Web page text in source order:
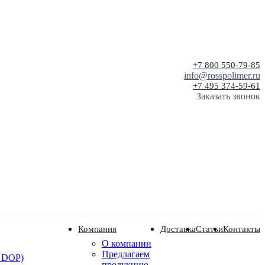
+7 800 550-79-85
info@rosspolimer.ru
+7 495 374-59-61
Заказать звонок
Компания
О компании
Предлагаем
ДоставкаСтатьиКонтакты